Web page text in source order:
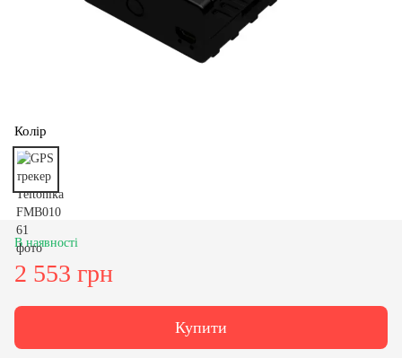
Колір
В наявності
2 553 грн
Купити